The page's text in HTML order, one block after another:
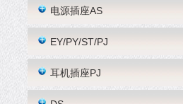
电源插座AS
EY/PY/ST/PJ
耳机插座PJ